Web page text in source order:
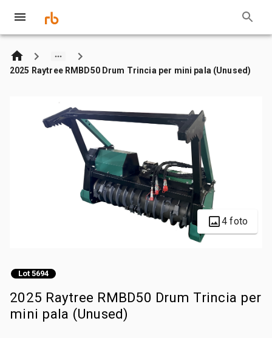
2025 Raytree RMBD50 Drum Trincia per mini pala (Unused)
4 foto
Lot 5694
2025 Raytree RMBD50 Drum Trincia per
mini pala (Unused)